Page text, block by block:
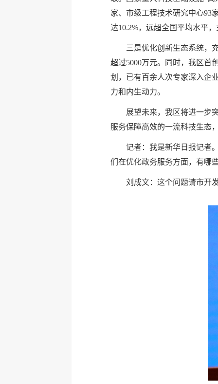
家、市级工程技术研究中心93
达10.2%，远超全国平均水平
三是优化创新生态系统，
超过5000万元。同时，我区首
划，已有百余人次专家深入企
力和内生动力。
展望未来，我区将进一步
服务保障高效的一流科技生态
记者：我是新华日报记者
们在优化政务服务方面，有哪
刘成文：这个问题请市开